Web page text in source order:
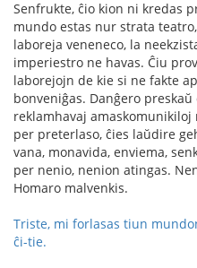
Senfrukte, ĉio kion ni kredas
mundo estas nur strata
laboreja veneneco, la
imperiestro ne havas. Ĉiu
laborejojn de kie si ne fakte
bonveniĝas. Danĝero
reklamhavaj
per preterlaso, ĉies laŭdire
vana, monavida, enviema,
per nenio, nenion atingas.
Homaro malvenkis.
Triste, mi forlasas tiun
ĉi-tie.